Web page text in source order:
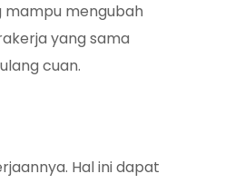
mampu mengubah
yang sama
cuan.
Hal ini dapat